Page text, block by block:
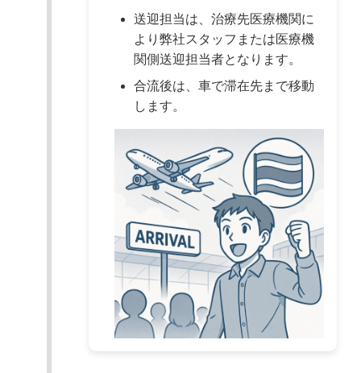
送迎担当は、治療先医療機関に
より弊社スタッフまたは医療機
関側送迎担当者となります。
合流後は、車で滞在先まで移動
します。